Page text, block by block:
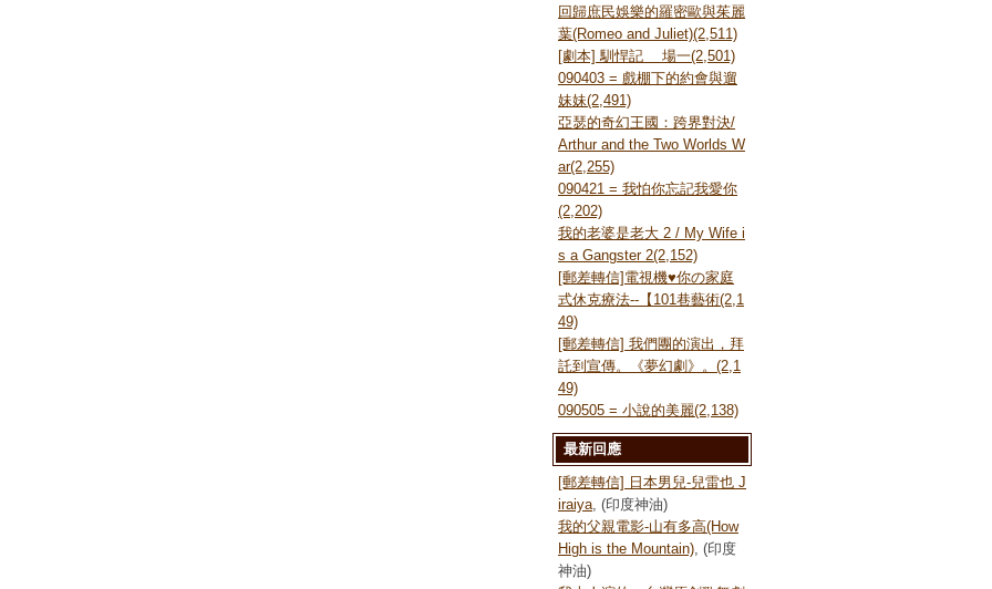
回歸庶民娛樂的羅密歐與茱麗
葉(Romeo and Juliet)(2,511)
[劇本] 馴悍記 ﹍場一(2,501)
090403 = 戲棚下的約會與遛
妹妹(2,491)
亞瑟的奇幻王國：跨界對決/
Arthur and the Two Worlds W
ar(2,255)
090421 = 我怕你忘記我愛你
(2,202)
我的老婆是老大 2 / My Wife i
s a Gangster 2(2,152)
[郵差轉信]電視機♥你の家庭
式休克療法--【101巷藝術(2,1
49)
[郵差轉信] 我們團的演出，拜
託到宣傳。《夢幻劇》。(2,1
49)
090505 = 小說的美麗(2,138)
最新回應
[郵差轉信] 日本男兒-兒雷也 J
iraiya , (印度神油)
我的父親電影-山有多高(How
High is the Mountain) , (印度
神油)